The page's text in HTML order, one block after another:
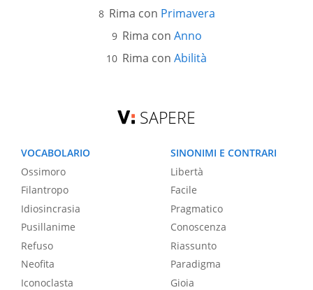
Rima con Primavera
Rima con Anno
Rima con Abilità
SAPERE
VOCABOLARIO
Ossimoro
Filantropo
Idiosincrasia
Pusillanime
Refuso
Neofita
Iconoclasta
SINONIMI E CONTRARI
Libertà
Facile
Pragmatico
Conoscenza
Riassunto
Paradigma
Gioia